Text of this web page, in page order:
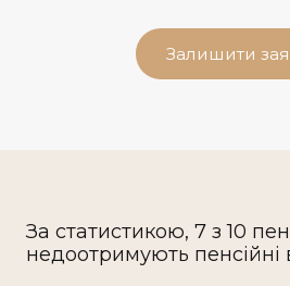
Залишити
За статистикою, 7 з 10
недоотримують пенсійні